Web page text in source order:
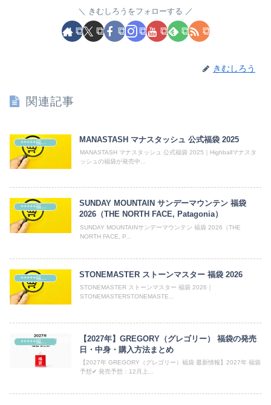
きむしろうをフォローする
きむしろう
関連記事
MANASTASH マナスタッシュ 公式福袋 2025
MANASTASH マナスタッシュ 公式福袋 2025｜Highballマナスタ
ッシュの福袋が発売中...
SUNDAY MOUNTAIN サンデーマウンテン 福袋
2026（THE NORTH FACE, Patagonia）
SUNDAY MOUNTAINサンデーマウンテン 福袋 2026（THE
NORTH FACE, P...
STONEMASTER ストーンマスター 福袋 2026
STONEMASTER ストーンマスター 福袋 2026｜
STONEMASTERSTONEMASTE...
+++++福袋++++++
【2027年】GREGORY（グレゴリー） 福袋の発売
日・中身・購入方法まとめ
【2027年 GREGORY（グレゴリー）福袋 最新情報】2027年 福袋
予想✔ 発売予想：12月上...